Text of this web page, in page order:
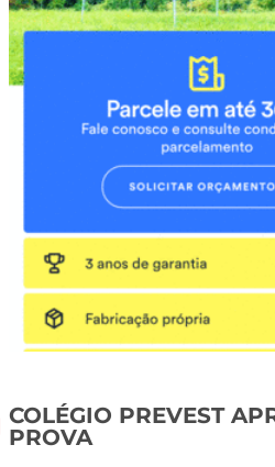
COLÉGIO PREVEST
PROVA